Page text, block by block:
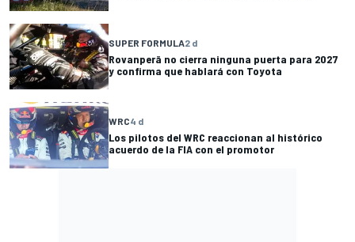
SUPER FORMULA2 d
Rovanperä no cierra ninguna puerta para 2027
y confirma que hablará con Toyota
WRC4 d
Los pilotos del WRC reaccionan al histórico
acuerdo de la FIA con el promotor